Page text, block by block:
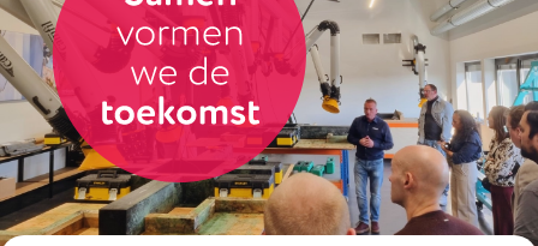
Praktische info